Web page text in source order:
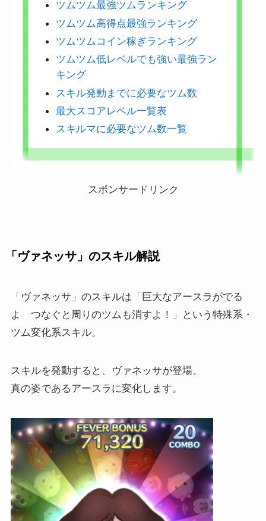
ツムツム最強ツムランキング
ツムツム高得点最強ランキング
ツムツムコイン稼ぎランキング
ツムツム低レベルでも強い最強ラン
キング
スキル発動までに必要なツム数
最大スコアレベル一覧表
スキルマに必要なツム数一覧
スポンサードリンク
「ヴァネッサ」のスキル解説
「ヴァネッサ」のスキルは「巨大なアースラがでる
よ つなぐと周りのツムも消すよ！」という特殊系・
ツム変化系スキル。
スキルを発動すると、ヴァネッサが登場。
真の姿であるアースラに変化します。